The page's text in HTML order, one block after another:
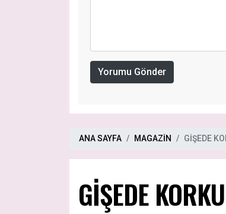
Yorumu Gönder
ANA SAYFA MAGAZİN GİŞEDE
GİŞEDE